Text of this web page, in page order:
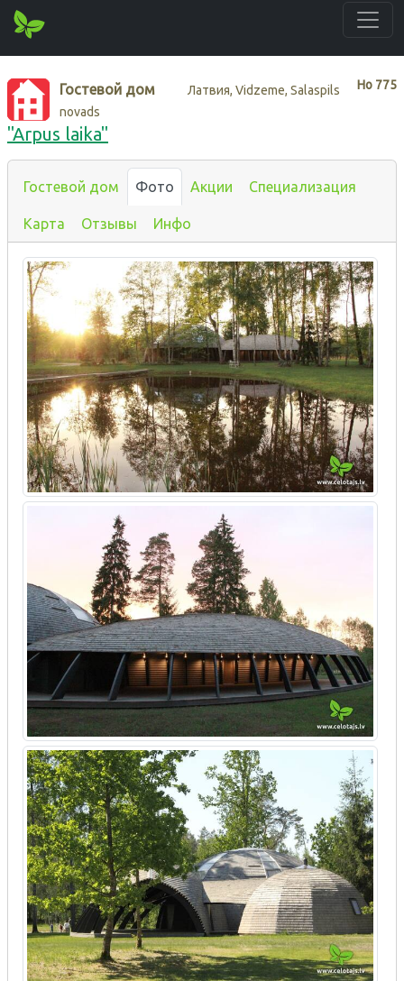
Нo 775
Гостевой дом
Латвия, Vidzeme, Salaspils
novads
"Arpus laika"
Гостевой дом Фото Акции Специализация
Карта Отзывы Инфо